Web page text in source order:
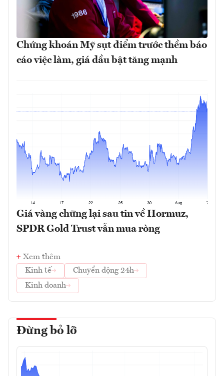
Chứng khoán Mỹ sụt điểm trước thềm báo
cáo việc làm, giá dầu bật tăng mạnh
Giá vàng chững lại sau tin về Hormuz,
SPDR Gold Trust vẫn mua ròng
Xem thêm
Kinh tế
Chuyển động 24h
Kinh doanh
Đừng bỏ lỡ